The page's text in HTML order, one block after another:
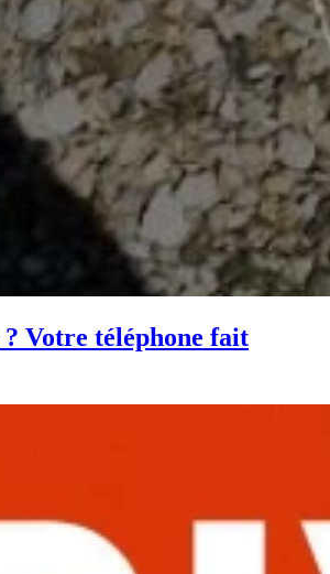
Votre téléphone fait